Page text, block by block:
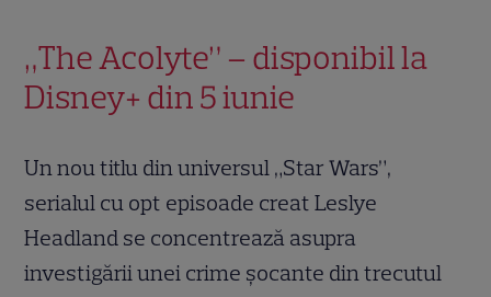
„The Acolyte” – disponibil la
Disney+ din 5 iunie
Un nou titlu din universul „Star Wars”,
serialul cu opt episoade creat Leslye
Headland se concentrează asupra
investigării unei crime șocante din trecutul